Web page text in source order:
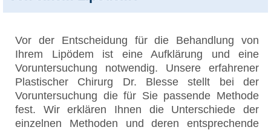
Vor der Entscheidung für die Behandlung von
Ihrem Lipödem ist eine Aufklärung und eine
Voruntersuchung notwendig. Unsere erfahrener
Plastischer Chirurg Dr. Blesse stellt bei der
Voruntersuchung die für Sie passende Methode
fest. Wir erklären Ihnen die Unterschiede der
einzelnen Methoden und deren entsprechende